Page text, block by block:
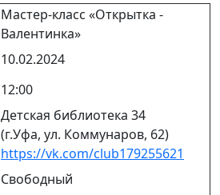
Мастер-класс «Открытка -
Валентинка»
10.02.2024
12:00
Детская библиотека 34
(г.Уфа, ул. Коммунаров, 62)
https://vk.com/club179255621
Свободный